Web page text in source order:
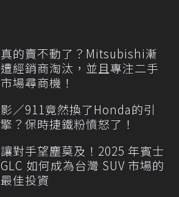
真的賣不動了？Mitsubishi漸
遭經銷商淘汰，並且專注二手
市場尋商機！
影／911竟然換了Honda的引
擎？保時捷鐵粉憤怒了！
讓對手望塵莫及！2025 年賓士
GLC 如何成為台灣 SUV 市場的
最佳投資